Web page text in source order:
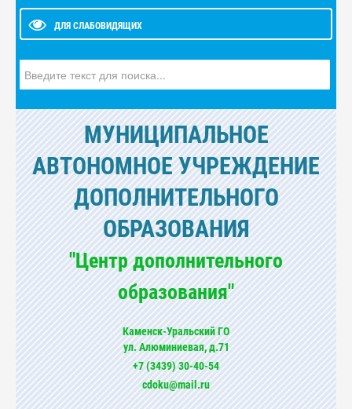
ДЛЯ СЛАБОВИДЯЩИХ
МУНИЦИПАЛЬНОЕ
АВТОНОМНОЕ УЧРЕЖДЕНИЕ
ДОПОЛНИТЕЛЬНОГО
ОБРАЗОВАНИЯ
"Центр дополнительного
образования"
Каменск-Уральский ГО
ул. Алюминиевая, д.71
+7 (3439) 30-40-54
cdoku@mail.ru